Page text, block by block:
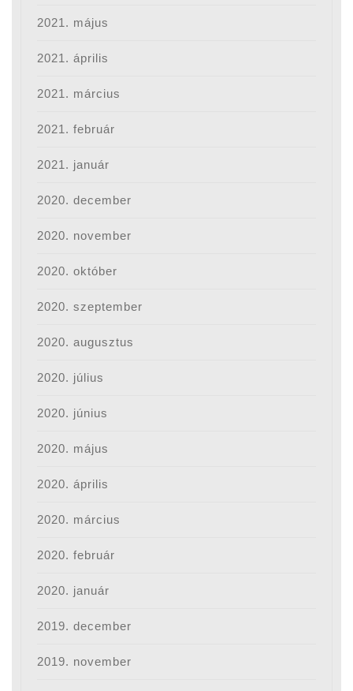
2021. május
2021. április
2021. március
2021. február
2021. január
2020. december
2020. november
2020. október
2020. szeptember
2020. augusztus
2020. július
2020. június
2020. május
2020. április
2020. március
2020. február
2020. január
2019. december
2019. november